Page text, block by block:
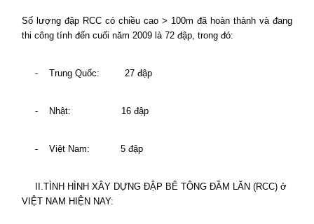
Số lượng đập RCC có chiều cao > 100m đã hoàn thành và đang
thi công tính đến cuối năm 2009 là 72 đập, trong đó:
- Trung Quốc: 27 đập
- Nhật: 16 đập
- Việt Nam: 5 đập
II.TÌNH HÌNH XÂY DỰNG ĐẬP BÊ TÔNG ĐẦM LĂN (RCC) ở
VIỆT NAM HIỆN NAY: